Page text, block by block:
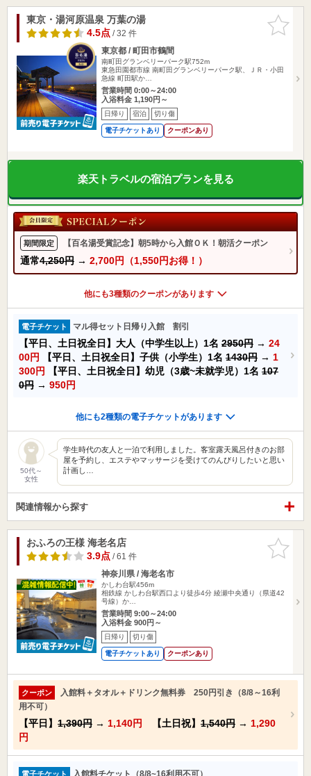
お気に入
りに追加
東京・湯河原温泉 万葉の湯
4.5点/ 32 件
東京都 / 町田市鶴間
南町田グランベリーパーク駅752m
東急田園都市線 南町田グランベリーパーク駅、ＪＲ・小田
急線 町田駅か…
営業時間 0:00～24:00
入浴料金 1,190円～
日帰り 宿泊 切り傷
電子チケットあり クーポンあり
楽天トラベルの宿泊プランを見る
期間限定 【百名湯受賞記念】朝5時から入館ＯＫ！朝活クーポン
通常4,250円 → 2,700円（1,550円お得！）
他にも3種類のクーポンがあります
電子チケット マル得セット日帰り入館 割引
【平日、土日祝全日】大人（中学生以上）1名 2950円 → 24
00円
【平日、土日祝全日】子供（小学生）1名 1430円 → 1
300円
【平日、土日祝全日】幼児（3歳~未就学児）1名 107
0円 → 950円
他にも2種類の電子チケットがあります
50代～
女性
学生時代の友人と一泊で利用しました。客室露天風呂付きのお部
屋を予約し、エステやマッサージを受けてのんびりしたいと思い
計画し…
関連情報から探す
お気に入
りに追加
おふろの王様 海老名店
3.9点/ 61 件
神奈川県 / 海老名市
かしわ台駅456m
相鉄線 かしわ台駅西口より徒歩4分 綾瀬中央通り（県道42
号線）か…
営業時間 9:00～24:00
入浴料金 900円～
日帰り 切り傷
電子チケットあり クーポンあり
クーポン
入館料＋タオル＋ドリンク無料券 250円引き（8/8～16利
用不可）
【平日】 1,390円 → 1,140円 【土日祝】 1,540円 → 1,290
円
電子チケット 入館料チケット（8/8~16利用不可）